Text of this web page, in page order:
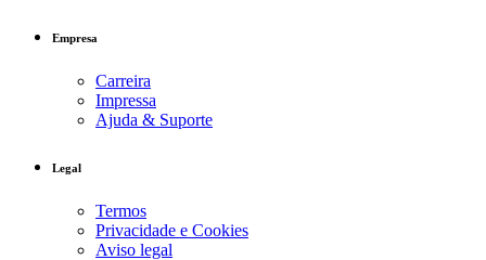
Empresa
Carreira
Impressa
Ajuda & Suporte
Legal
Termos
Privacidade e Cookies
Aviso legal